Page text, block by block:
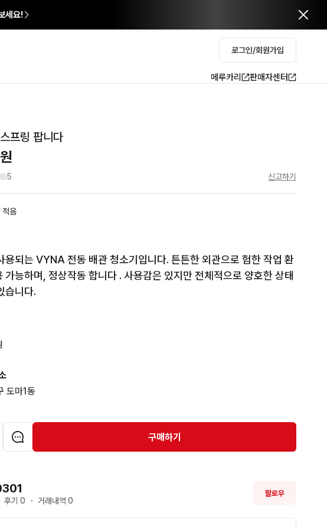
세요!
로그인/회원가입
메루카리 판매자센터
프링 팝니다
원
5 신고하기
적음
용되는 VYNA 전동 배관 청소기입니다. 튼튼한 외관으로 험한 작업 환
가능하며, 정상작동 합니다 . 사용감은 있지만 전체적으로 양호한 상태
습니다.
도마1동
구매하기
후기 0 ・ 거래내역 0
팔로우